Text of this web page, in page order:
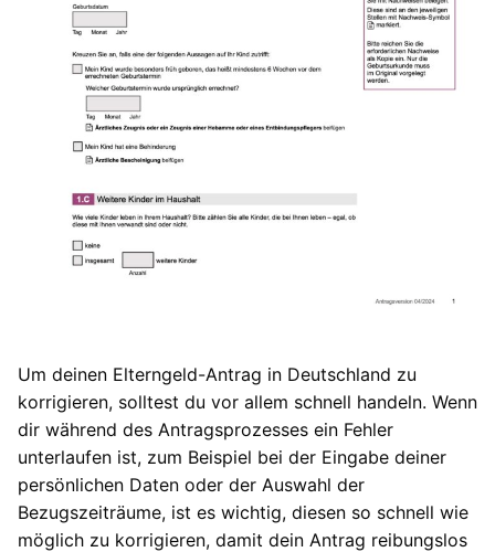
Um deinen Elterngeld-Antrag in Deutschland zu
korrigieren, solltest du vor allem schnell handeln. Wenn
dir während des Antragsprozesses ein Fehler
unterlaufen ist, zum Beispiel bei der Eingabe deiner
persönlichen Daten oder der Auswahl der
Bezugszeiträume, ist es wichtig, diesen so schnell wie
möglich zu korrigieren, damit dein Antrag reibungslos